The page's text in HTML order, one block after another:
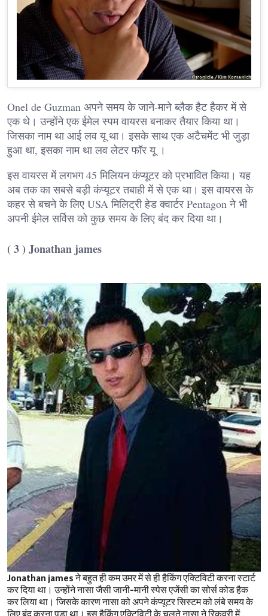
Onel de Guzman अपने समय के जाने-माने ब्लैक हैट हैकर में से
एक थे। उन्होंने एक ईमेल स्पम वायरस बनाकर तैयार किया था।
जिसका नाम था आई लव यू था। इसके साथ एक अटैचमेंट भी जुड़ा
हुआ था, इसका नाम था लव लेटर फॉर यू ।
इस वायरस में लगभग 45 मिलियन कंप्यूटर को प्रभावित किया। यह
अब तक का सबसे बड़ी कंप्यूटर तबाही में से एक था। इस वायरस के
कहर से बचने के लिए USA मिलिट्री हेड क्वार्टर Pentagon ने भी
अपनी ईमेल सर्विस को कुछ समय के लिए बंद कर दिया था।
( 3 ) Jonathan james
Jonathan james ने बहुत ही कम उमर में से ही हैकिंग एक्टिविटी करना स्टार्ट
कर दिया था। उन्होंने नासा जैसी जानी-मानी स्पेस एजेंसी का सोर्स कोड हैक
कर लिया था। जिसके कारण नासा को अपने कंप्यूटर सिस्टम को लंबे समय के
लिए बंद करना पड़ा था। इस हैकिंग एक्टिविटी के चलते नासा ने रिकवरी में